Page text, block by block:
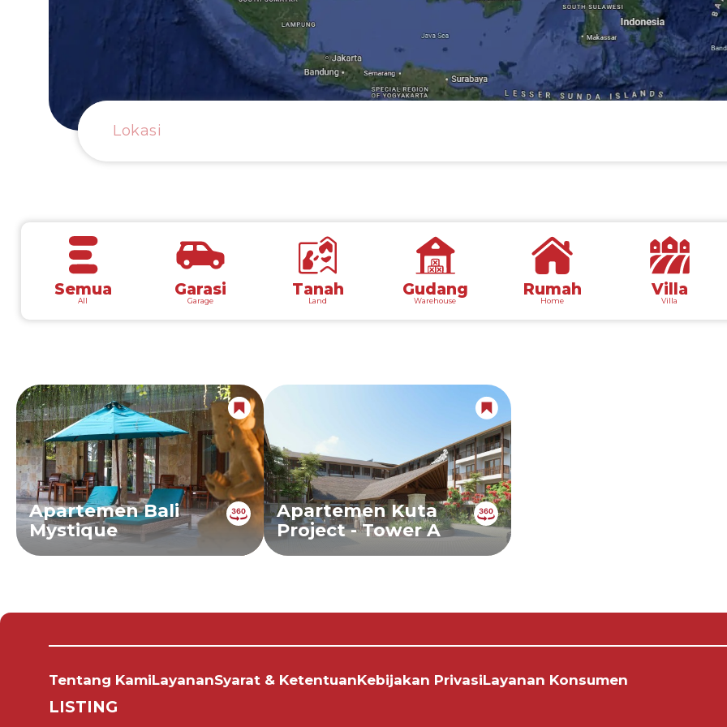
Semua
All
Garasi
Garage
Tanah
Land
Gudang
Warehouse
Rumah
Home
Villa
Villa
Apartemen Bali
Mystique
Apartemen Kuta
Project - Tower A
Tentang KamiLayananSyarat & KetentuanKebijakan PrivasiLayanan Konsumen
LISTING